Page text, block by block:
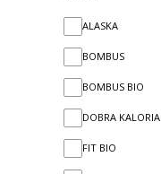
MarkaALASKA
BOMBUS
BOMBUS BIO
DOBRA KALORIA
FIT BIO